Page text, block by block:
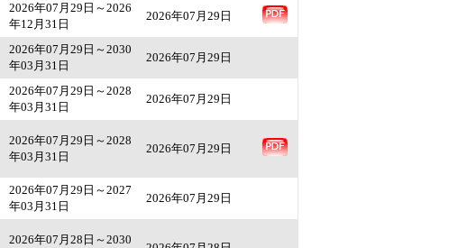
2026年07月29日～2026
年12月31日
2026年07月29日
2026年07月29日～2030
年03月31日
2026年07月29日
2026年07月29日～2028
年03月31日
2026年07月29日
2026年07月29日～2028
年03月31日
2026年07月29日
2026年07月29日～2027
年03月31日
2026年07月29日
2026年07月28日～2030